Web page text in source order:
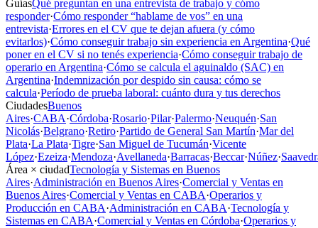
GuíasQué preguntan en una entrevista de trabajo y cómo
responder·Cómo responder “hablame de vos” en una
entrevista·Errores en el CV que te dejan afuera (y cómo
evitarlos)·Cómo conseguir trabajo sin experiencia en Argentina·Qué
poner en el CV si no tenés experiencia·Cómo conseguir trabajo de
operario en Argentina·Cómo se calcula el aguinaldo (SAC) en
Argentina·Indemnización por despido sin causa: cómo se
calcula·Período de prueba laboral: cuánto dura y tus derechos
CiudadesBuenos
Aires·CABA·Córdoba·Rosario·Pilar·Palermo·Neuquén·San
Nicolás·Belgrano·Retiro·Partido de General San Martín·Mar del
Plata·La Plata·Tigre·San Miguel de Tucumán·Vicente
López·Ezeiza·Mendoza·Avellaneda·Barracas·Beccar·Núñez·
Área × ciudadTecnología y Sistemas en Buenos
Aires·Administración en Buenos Aires·Comercial y Ventas en
Buenos Aires·Comercial y Ventas en CABA·Operarios y
Producción en CABA·Administración en CABA·Tecnología y
Sistemas en CABA·Comercial y Ventas en Córdoba·Operarios y